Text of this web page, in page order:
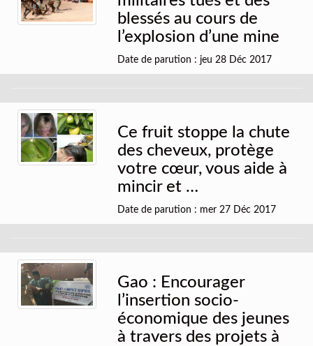
blessés au cours de
l’explosion d’une mine
Date de parution : jeu 28 Déc 2017
Ce fruit stoppe la chute
des cheveux, protège
votre cœur, vous aide à
mincir et …
Date de parution : mer 27 Déc 2017
Gao : Encourager
l’insertion socio-
économique des jeunes
à travers des projets à